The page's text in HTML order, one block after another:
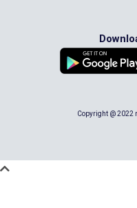
Copyright @ 2022